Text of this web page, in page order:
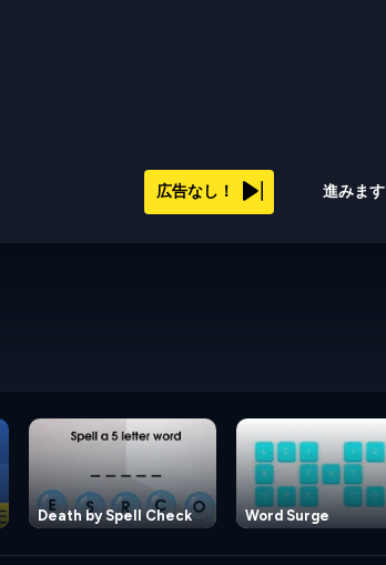
進みます
広告なし！
Death by Spell Check Word Surge